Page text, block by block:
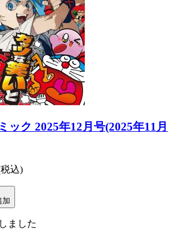
ック 2025年12月号(2025年11月
込)
加
ました